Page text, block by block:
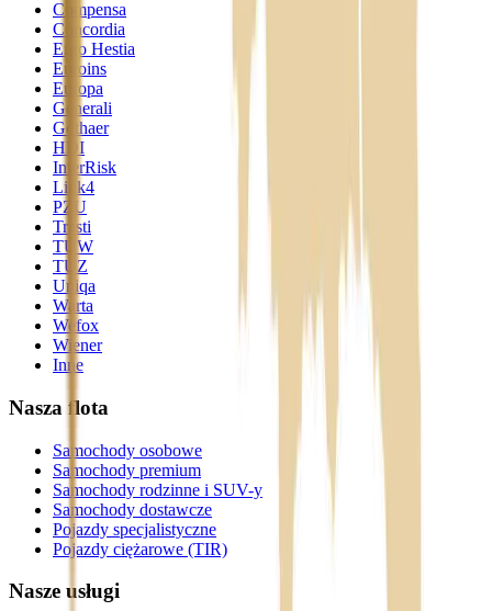
Compensa
Concordia
Ergo Hestia
Euroins
Europa
Generali
Gothaer
HDI
InterRisk
Link4
PZU
Trasti
TUW
TUZ
Uniqa
Warta
Wefox
Wiener
Inne
Nasza flota
Samochody osobowe
Samochody premium
Samochody rodzinne i SUV-y
Samochody dostawcze
Pojazdy specjalistyczne
Pojazdy ciężarowe (TIR)
Nasze usługi